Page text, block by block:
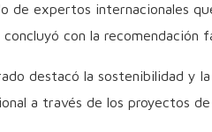
de expertos internacionales
con la recomendación
destacó la sostenibilidad y
a través de los proyectos